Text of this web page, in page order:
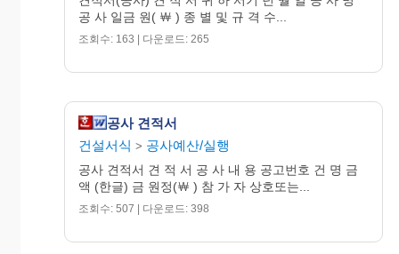
공 사 일금 원( ￦ ) 종 별 및 규 격 수...
조회수: 163 | 다운로드: 265
공사 견적서
건설서식 > 공사예산/실행
공사 견적서 견 적 서 공 사 내 용 공고번호 건 명 금
액 (한글) 금 원정(￦ ) 참 가 자 상호또는...
조회수: 507 | 다운로드: 398